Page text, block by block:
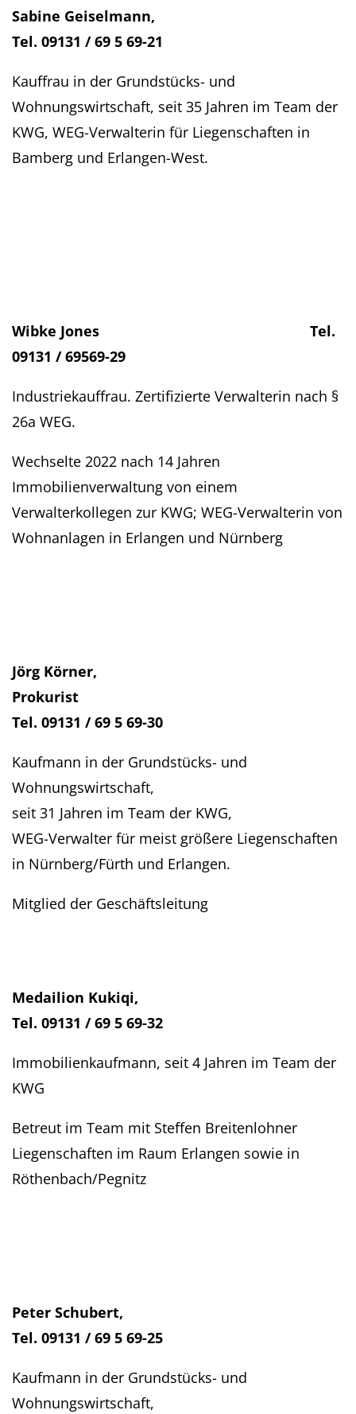
Sabine Geiselmann,
Tel. 09131 / 69 5 69-21
Kauffrau in der Grundstücks- und
Wohnungswirtschaft, seit 35 Jahren im Team der
KWG, WEG-Verwalterin für Liegenschaften in
Bamberg und Erlangen-West.
Wibke Jones Tel.
09131 / 69569-29
Industriekauffrau. Zertifizierte Verwalterin nach §
26a WEG.
Wechselte 2022 nach 14 Jahren
Immobilienverwaltung von einem
Verwalterkollegen zur KWG; WEG-Verwalterin von
Wohnanlagen in Erlangen und Nürnberg
Jörg Körner,
Prokurist
Tel. 09131 / 69 5 69-30
Kaufmann in der Grundstücks- und
Wohnungswirtschaft,
seit 31 Jahren im Team der KWG,
WEG-Verwalter für meist größere Liegenschaften
in Nürnberg/Fürth und Erlangen.
Mitglied der Geschäftsleitung
Medailion Kukiqi,
Tel. 09131 / 69 5 69-32
Immobilienkaufmann, seit 4 Jahren im Team der
KWG
Betreut im Team mit Steffen Breitenlohner
Liegenschaften im Raum Erlangen sowie in
Röthenbach/Pegnitz
Peter Schubert,
Tel. 09131 / 69 5 69-25
Kaufmann in der Grundstücks- und
Wohnungswirtschaft,